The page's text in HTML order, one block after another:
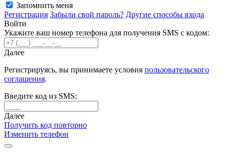
Запомнить меня
Регистрация Забыли свой пароль? Другие способы входа
Войти
Укажите ваш номер телефона для получения SMS с кодом:
Далее
Регистрируясь, вы принимаете условия пользовательского
соглашения.
Введите код из SMS:
Далее
Получить код повторно
Изменить телефон